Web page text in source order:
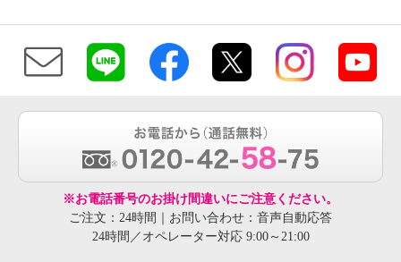
※お電話番号のお掛け間違いにご注意ください。
ご注文：24時間｜お問い合わせ：音声自動応答
24時間／オペレーター対応 9:00～21:00